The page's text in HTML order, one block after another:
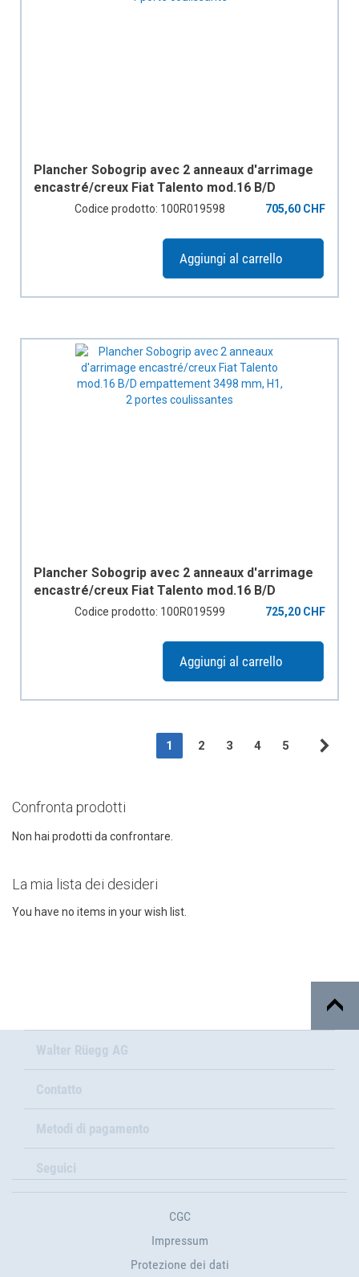
Plancher Sobogrip avec 2 anneaux d'arrimage
encastré/creux Fiat Talento mod.16 B/D
empattement 3498 mm, H1, 1 porte coulissante
Codice prodotto: 100R019598 705,60 CHF
Aggiungi al carrello
Plancher Sobogrip avec 2 anneaux d'arrimage
encastré/creux Fiat Talento mod.16 B/D
empattement 3498 mm, H1, 2 portes
Codice prodotto: 100R019599 725,20 CHF
Aggiungi al carrello
PageYou're currently reading page
1 Page
2 Page
3 Page
4 Page
5
Confronta prodotti
Non hai prodotti da confrontare.
La mia lista dei desideri
You have no items in your wish list.
Walter Rüegg AG
Contatto
Metodi di pagamento
Seguici
CGC
Impressum
Protezione dei dati